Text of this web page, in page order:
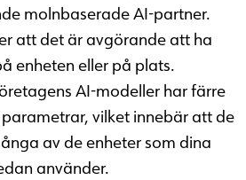
molnbaserade AI-partner.
att det är avgörande att ha
enheten eller på plats.
AI-modeller har färre
vilket innebär att de
av de enheter som dina
använder.